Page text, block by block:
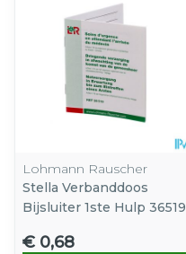
Lohmann Rauscher
Stella Verbanddoos
Bijsluiter 1ste Hulp 36519
€ 0,68